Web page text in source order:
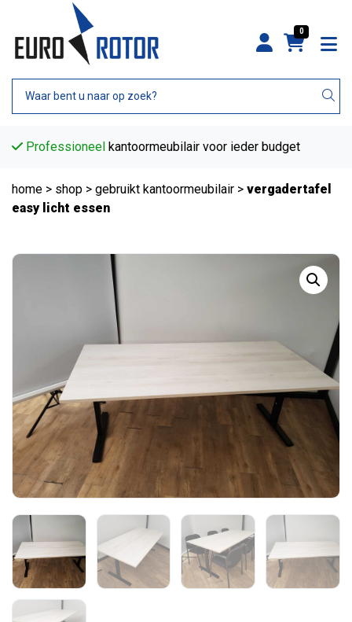
0
kantoormeubilair voor ieder budget
home > shop > gebruikt kantoormeubilair > vergadertafel
easy licht essen